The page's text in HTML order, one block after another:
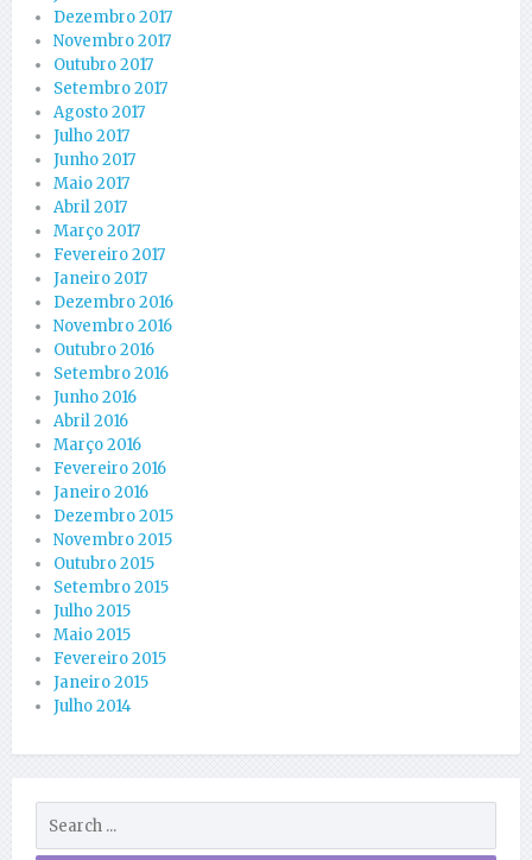
Dezembro 2017
Novembro 2017
Outubro 2017
Setembro 2017
Agosto 2017
Julho 2017
Junho 2017
Maio 2017
Abril 2017
Março 2017
Fevereiro 2017
Janeiro 2017
Dezembro 2016
Novembro 2016
Outubro 2016
Setembro 2016
Junho 2016
Abril 2016
Março 2016
Fevereiro 2016
Janeiro 2016
Dezembro 2015
Novembro 2015
Outubro 2015
Setembro 2015
Julho 2015
Maio 2015
Fevereiro 2015
Janeiro 2015
Julho 2014